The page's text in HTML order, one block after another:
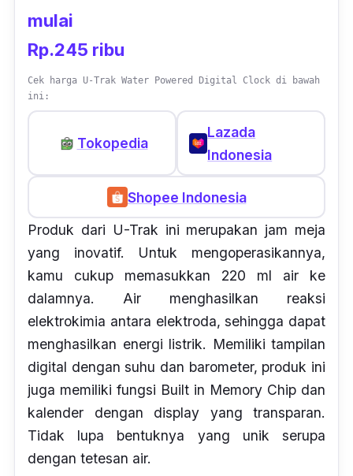
mulai
Rp.245 ribu
Cek harga U-Trak Water Powered Digital Clock di bawah
ini:
Tokopedia
Lazada
Indonesia
Shopee Indonesia
Produk dari U-Trak ini merupakan jam meja
yang inovatif. Untuk mengoperasikannya,
kamu cukup memasukkan 220 ml air ke
dalamnya. Air menghasilkan reaksi
elektrokimia antara elektroda, sehingga dapat
menghasilkan energi listrik. Memiliki tampilan
digital dengan suhu dan barometer, produk ini
juga memiliki fungsi Built in Memory Chip dan
kalender dengan display yang transparan.
Tidak lupa bentuknya yang unik serupa
dengan tetesan air.